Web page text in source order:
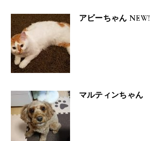
アビーちゃん NEW!
マルティンちゃん